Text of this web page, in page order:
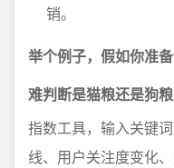
销。
举个例子，假如你准
难判断是猫粮还是狗粮
指数工具，输入关键
线、用户关注度变化